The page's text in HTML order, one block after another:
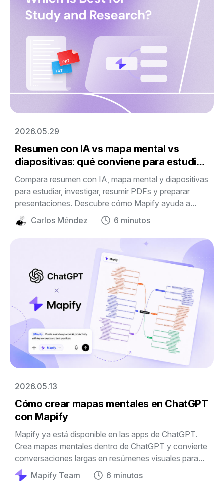
Carlos Méndez 6 minutos
2026.05.29
Resumen con IA vs mapa mental vs
diapositivas: qué conviene para estudiar
e investigar
Compara resumen con IA, mapa mental y diapositivas
para estudiar, investigar, resumir PDFs y preparar
presentaciones. Descubre cómo Mapify ayuda a
ordenar información compleja en un formato visual
editable.
Mapify Team 6 minutos
2026.05.13
Cómo crear mapas mentales en ChatGPT
con Mapify
Mapify ya está disponible en las apps de ChatGPT.
Crea mapas mentales dentro de ChatGPT y convierte
conversaciones largas en resúmenes visuales para
estudiar, investigar y trabajar mejor.